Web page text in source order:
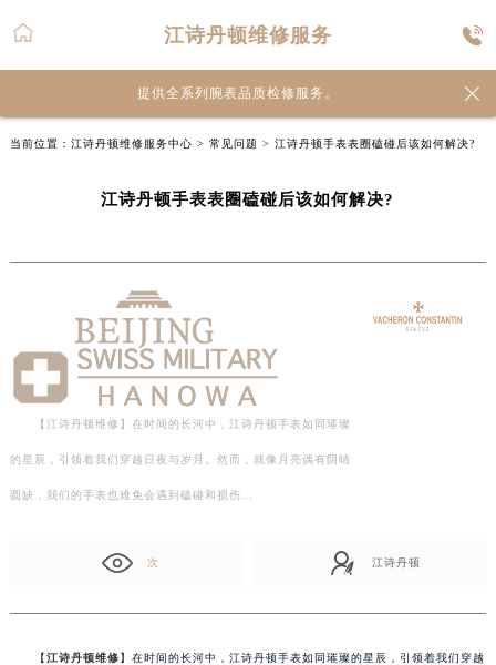
江诗丹顿维修服务
提供全系列腕表品质检修服务。 
当前位置： 江诗丹顿维修服务中心 > 常见问题 > 江诗丹顿手表表圈磕碰后该如何解决?
江诗丹顿手表表圈磕碰后该如何解决?
【江诗丹顿维修】在时间的长河中，江诗丹顿手表如同璀璨
的星辰，引领着我们穿越日夜与岁月。然而，就像月亮偶有阴晴
圆缺，我们的手表也难免会遇到磕碰和损伤…
次 江诗丹顿
【江诗丹顿维修】在时间的长河中，江诗丹顿手表如同璀璨的星辰，引领着我们穿越